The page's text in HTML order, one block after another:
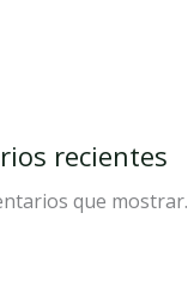
recientes
que mostrar.